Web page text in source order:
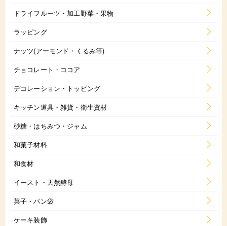
ドライフルーツ・加工野菜・果物
ラッピング
ナッツ(アーモンド・くるみ等)
チョコレート・ココア
デコレーション・トッピング
キッチン道具・雑貨・衛生資材
砂糖・はちみつ・ジャム
和菓子材料
和食材
イースト・天然酵母
菓子・パン袋
ケーキ装飾